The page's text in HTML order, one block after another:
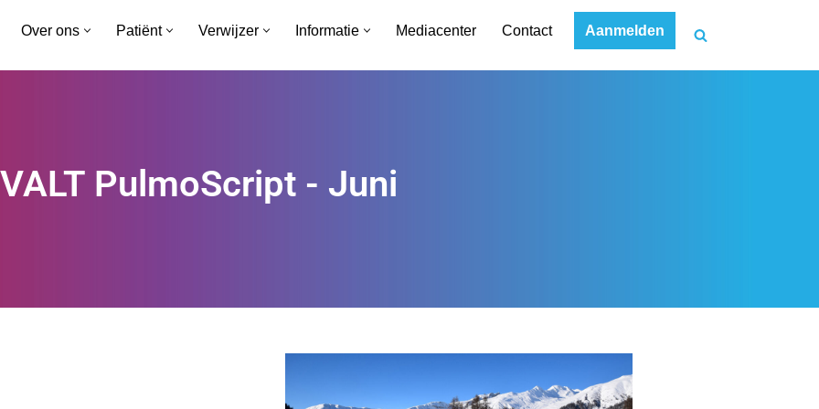
Over ons Patiënt Verwijzer Informatie Mediacenter Contact Aanmelden
PulmoScript - Juni